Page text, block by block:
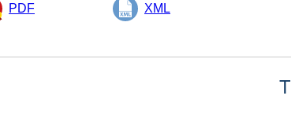
PDF XML